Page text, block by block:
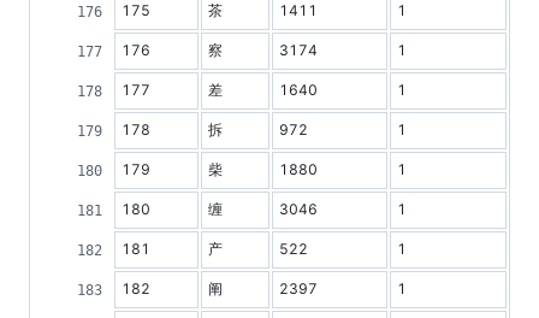
175 茶 1411 1
176 察 3174 1
177 差 1640 1
178 拆 972 1
179 柴 1880 1
180 缠 3046 1
181 产 522 1
182 阐 2397 1